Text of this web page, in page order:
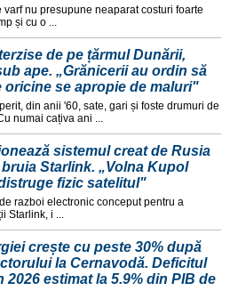
nu presupune neaparat costuri foarte
și cu o ...
de pe țărmul Dunării,
ape. „Grănicerii au ordin să
oricine se apropie de maluri"
din anii '60, sate, gari și foste drumuri de
numai cațiva ani ...
sistemul creat de Rusia
Starlink. „Volna Kupol
fizic satelitul"
razboi electronic conceput pentru a
Starlink, i ...
crește cu peste 30% după
la Cernavodă. Deficitul
2026 estimat la 5.9% din PIB de